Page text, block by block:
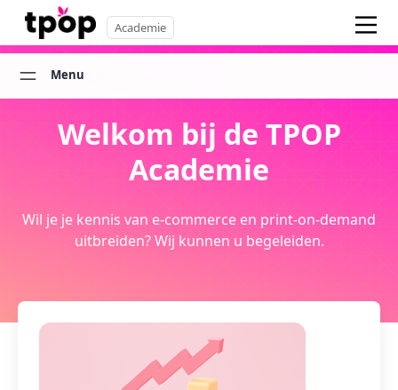
Academie
Menu
Welkom bij de TPOP
Academie
Wil je je kennis van e-commerce en print-on-demand
uitbreiden? Wij kunnen u begeleiden.